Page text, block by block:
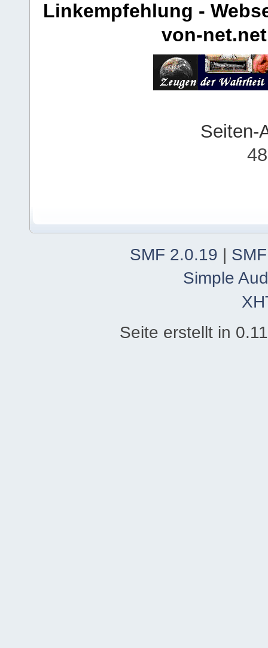
Linkempfehlung -
von-net.net
Seiten-
SMF 2.0.19 |
Simple
Seite erstellt in